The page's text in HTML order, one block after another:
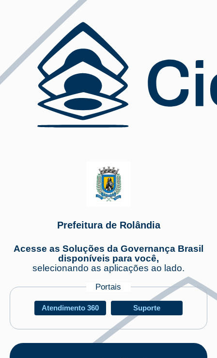
Prefeitura de Rolândia
Acesse as Soluções da Governança Brasil
disponíveis para você,
selecionando as aplicações ao lado.
Portais
Atendimento 360 Suporte